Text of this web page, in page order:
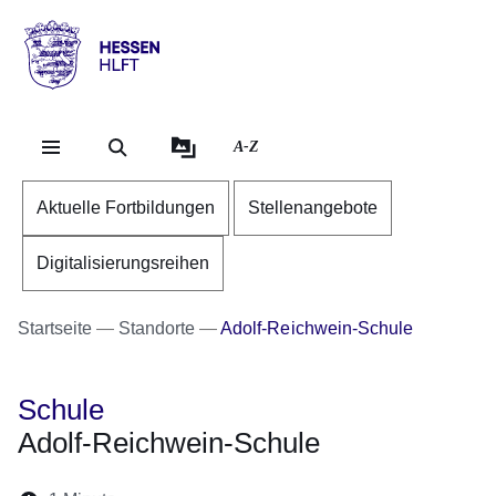
Hessen
HLFT
A-Z
Aktuelle Fortbildungen Stellenangebote
Digitalisierungsreihen
Startseite Standorte Adolf-Reichwein-Schule
Schule
Adolf-Reichwein-Schule